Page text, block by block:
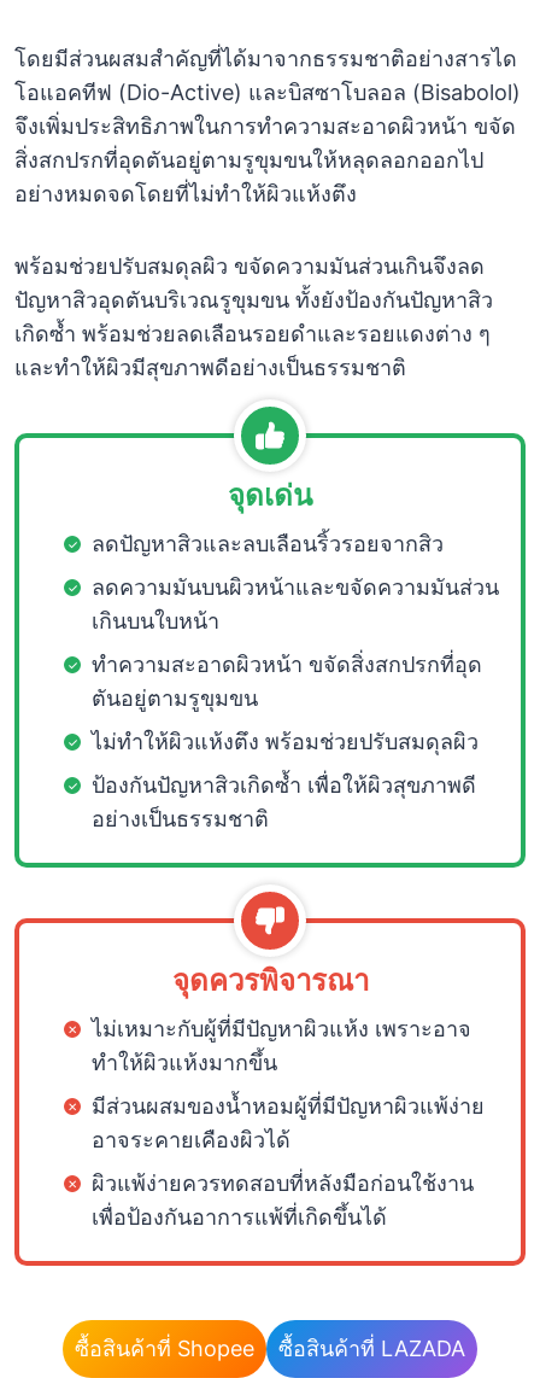
โดยมีส่วนผสมสำคัญที่ได้มาจากธรรมชาติอย่างสารได
โอแอคทีฟ (Dio-Active) และบิสซาโบลอล (Bisabolol)
จึงเพิ่มประสิทธิภาพในการทำความสะอาดผิวหน้า ขจัด
สิ่งสกปรกที่อุดตันอยู่ตามรูขุมขนให้หลุดลอกออกไป
อย่างหมดจดโดยที่ไม่ทำให้ผิวแห้งตึง
พร้อมช่วยปรับสมดุลผิว ขจัดความมันส่วนเกินจึงลด
ปัญหาสิวอุดตันบริเวณรูขุมขน ทั้งยังป้องกันปัญหาสิว
เกิดซ้ำ พร้อมช่วยลดเลือนรอยดำและรอยแดงต่าง ๆ
และทำให้ผิวมีสุขภาพดีอย่างเป็นธรรมชาติ
จุดเด่น
ลดปัญหาสิวและลบเลือนริ้วรอยจากสิว
ลดความมันบนผิวหน้าและขจัดความมันส่วน
เกินบนใบหน้า
ทำความสะอาดผิวหน้า ขจัดสิ่งสกปรกที่อุด
ตันอยู่ตามรูขุมขน
ไม่ทำให้ผิวแห้งตึง พร้อมช่วยปรับสมดุลผิว
ป้องกันปัญหาสิวเกิดซ้ำ เพื่อให้ผิวสุขภาพดี
อย่างเป็นธรรมชาติ
จุดควรพิจารณา
ไม่เหมาะกับผู้ที่มีปัญหาผิวแห้ง เพราะอาจ
ทำให้ผิวแห้งมากขึ้น
มีส่วนผสมของน้ำหอมผู้ที่มีปัญหาผิวแพ้ง่าย
อาจระคายเคืองผิวได้
ผิวแพ้ง่ายควรทดสอบที่หลังมือก่อนใช้งาน
เพื่อป้องกันอาการแพ้ที่เกิดขึ้นได้
ซื้อสินค้าที่ Shopee ซื้อสินค้าที่ LAZADA